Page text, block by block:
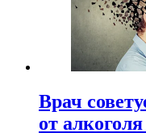
Врач
от